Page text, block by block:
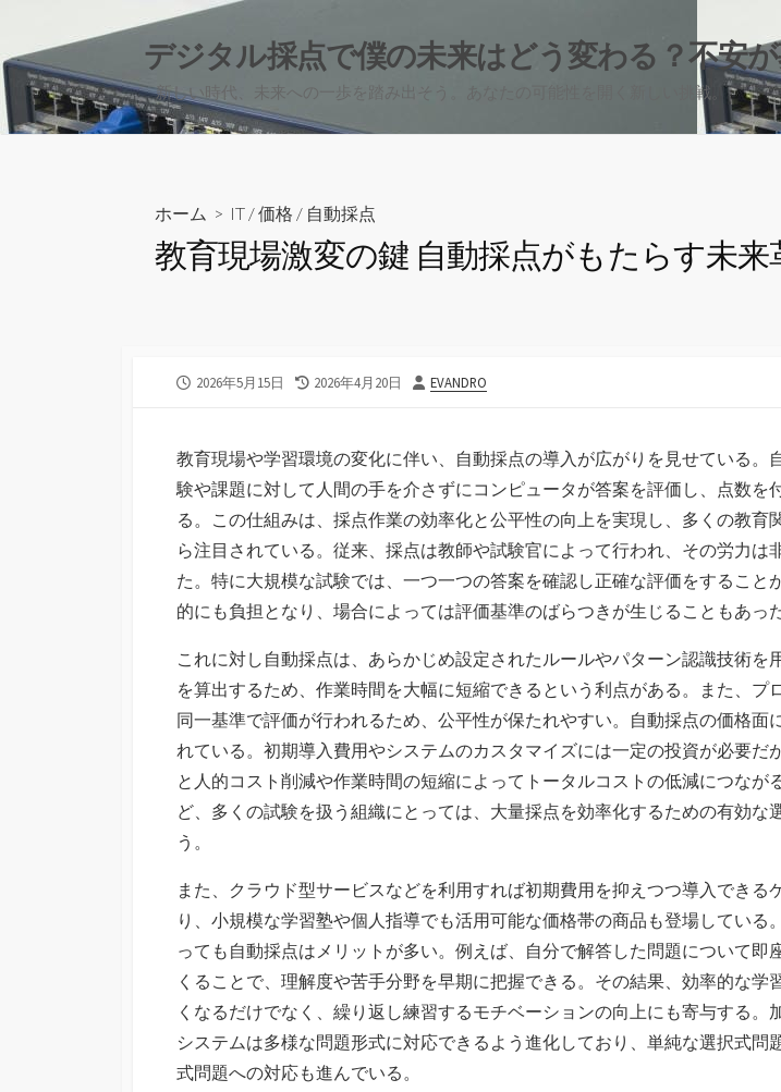
テ
ン
ツ
デジタル採点で僕の未来はどう変わる？不安
新しい時代、未来への一歩を踏み出そう。あなたの可能性を開く新しい挑戦。
ホーム > IT /価格 / 自動採点
教育現場激変の鍵 自動採点がもたらす未来
公
2026年5月15日
最
新
日
2026年4月20日
投
EVANDRO
教育現場や学習環境の変化に伴い、自動採点の導入が広がりを見せている。
験や課題に対して人間の手を介さずにコンピュータが答案を評価し、点数を
る。この仕組みは、採点作業の効率化と公平性の向上を実現し、多くの教育
ら注目されている。従来、採点は教師や試験官によって行われ、その労力は
た。特に大規模な試験では、一つ一つの答案を確認し正確な評価をすること
的にも負担となり、場合によっては評価基準のばらつきが生じることもあった
これに対し自動採点は、あらかじめ設定されたルールやパターン認識技術を
を算出するため、作業時間を大幅に短縮できるという利点がある。また、プ
同一基準で評価が行われるため、公平性が保たれやすい。自動採点の価格面
れている。初期導入費用やシステムのカスタマイズには一定の投資が必要だ
と人的コスト削減や作業時間の短縮によってトータルコストの低減につなが
ど、多くの試験を扱う組織にとっては、大量採点を効率化するための有効な
う。
また、クラウド型サービスなどを利用すれば初期費用を抑えつつ導入できる
り、小規模な学習塾や個人指導でも活用可能な価格帯の商品も登場している
っても自動採点はメリットが多い。例えば、自分で解答した問題について即
くることで、理解度や苦手分野を早期に把握できる。その結果、効率的な学
くなるだけでなく、繰り返し練習するモチベーションの向上にも寄与する。
システムは多様な問題形式に対応できるよう進化しており、単純な選択式問
式問題への対応も進んでいる。